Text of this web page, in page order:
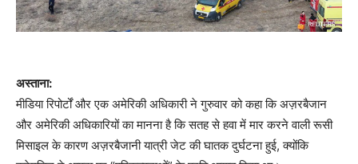
अस्ताना:
मीडिया रिपोर्टों और एक अमेरिकी अधिकारी ने गुरुवार को कहा कि अज़रबैजान
और अमेरिकी अधिकारियों का मानना ​​है कि सतह से हवा में मार करने वाली रूसी
मिसाइल के कारण अज़रबैजानी यात्री जेट की घातक दुर्घटना हुई, क्योंकि